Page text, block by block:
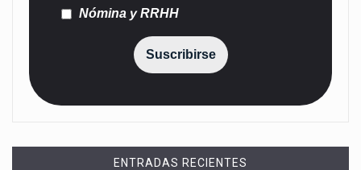
Nómina y RRHH
Suscribirse
ENTRADAS RECIENTES